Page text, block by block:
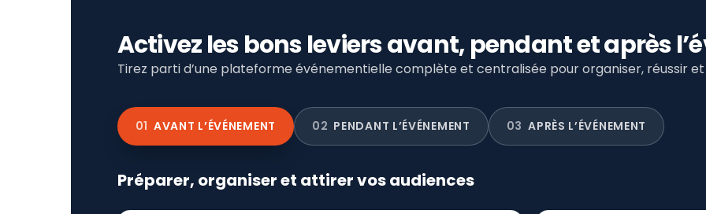
Activez les bons leviers avant, pendant et après
Tirez parti d’une plateforme événementielle complète et centralisée pour organiser, réussir
01 AVANT L’ÉVÉNEMENT 02 PENDANT L’ÉVÉNEMENT 03 APRÈS L’ÉVÉNEMENT
Préparer, organiser et attirer vos audiences